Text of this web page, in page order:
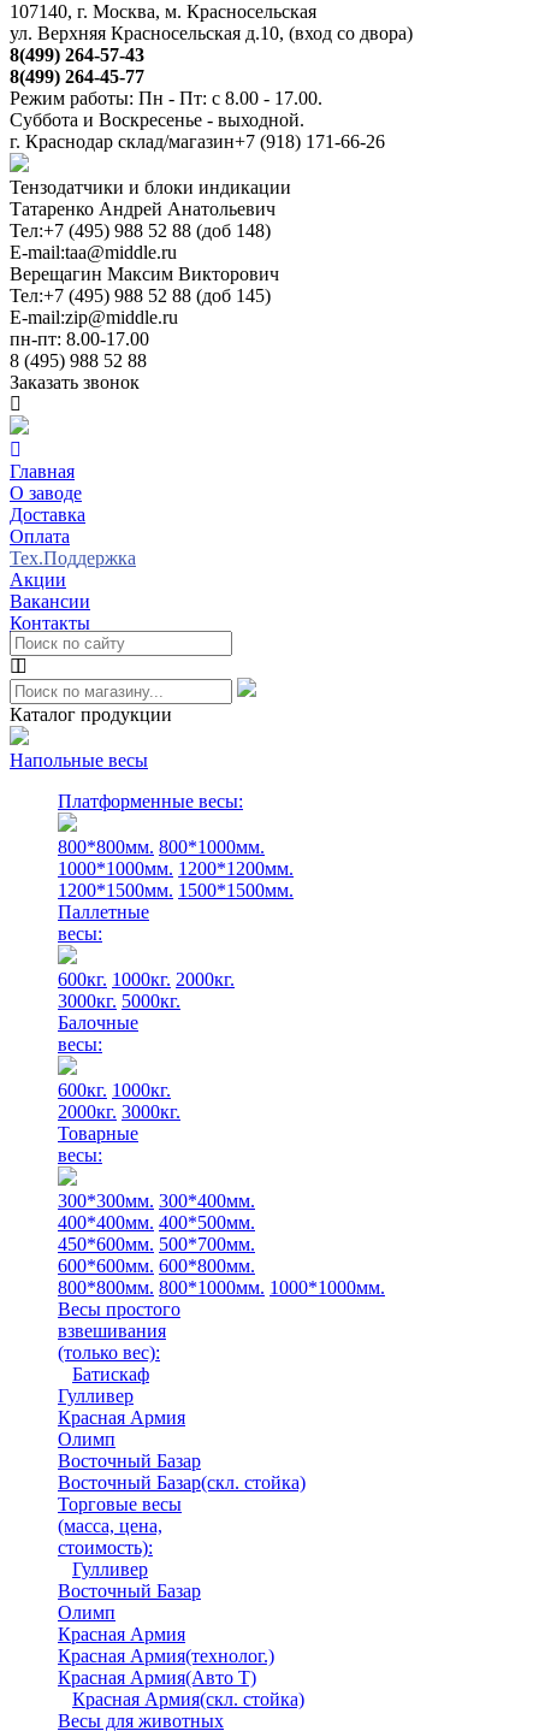
107140, г. Москва, м. Красносельская
ул. Верхняя Красносельская д.10, (вход со двора)
8(499) 264-57-43
8(499) 264-45-77
Режим работы: Пн - Пт: с 8.00 - 17.00.
Суббота и Воскресенье - выходной.
г. Краснодар склад/магазин+7 (918) 171-66-26
Тензодатчики и блоки индикации
Татаренко Андрей Анатольевич
Тел:+7 (495) 988 52 88 (доб 148)
E-mail:taa@middle.ru
Верещагин Максим Викторович
Тел:+7 (495) 988 52 88 (доб 145)
E-mail:zip@middle.ru
пн-пт: 8.00-17.00
8 (495) 988 52 88
Заказать звонок
Главная
О заводе
Доставка
Оплата
Тех.Поддержка
Акции
Вакансии
Контакты
Каталог продукции
Напольные весы
Платформенные весы:
800*800мм. 800*1000мм.
1000*1000мм. 1200*1200мм.
1200*1500мм. 1500*1500мм.
Паллетные
весы:
600кг. 1000кг. 2000кг.
3000кг. 5000кг.
Балочные
весы:
600кг. 1000кг.
2000кг. 3000кг.
Товарные
весы:
300*300мм. 300*400мм.
400*400мм. 400*500мм.
450*600мм. 500*700мм.
600*600мм. 600*800мм.
800*800мм. 800*1000мм. 1000*1000мм.
Весы простого
взвешивания
(только вес):
Батискаф
Гулливер
Красная Армия
Олимп
Восточный Базар
Восточный Базар(скл. стойка)
Торговые весы
(масса, цена,
стоимость):
Гулливер
Восточный Базар
Олимп
Красная Армия
Красная Армия(технолог.)
Красная Армия(Авто Т)
Красная Армия(скл. стойка)
Весы для животных